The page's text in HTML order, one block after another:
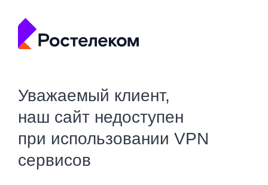
Уважаемый клиент,
наш сайт недоступен
при использовании VPN
сервисов